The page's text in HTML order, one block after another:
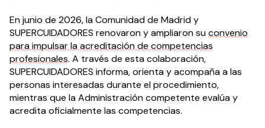
En junio de 2026, la Comunidad de Madrid y
SUPERCUIDADORES renovaron y ampliaron suconvenio
para impulsar la acreditación de competencias
profesionales. A través de esta colaboración,
SUPERCUIDADORES informa, orienta y acompaña a las
personas interesadas durante el procedimiento,
mientras que la Administración competente evalúa y
acredita oficialmente las competencias.